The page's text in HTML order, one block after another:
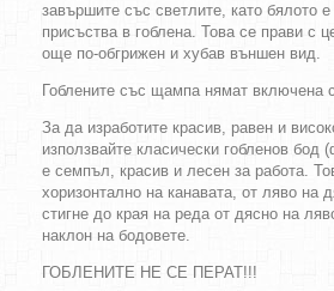
завършите със светлите, като бялото
присъства в гоблена. Това се прави с
още по-обгрижен и хубав външен вид.
Гоблените със щампа нямат включена
За да изработите красив, равен и
използвайте класически гобленов бод
е семпъл, красив и лесен за работа.
хоризонтално на канавата, от ляво на
стигне до края на реда от дясно на
наклон на бодовете.
ГОБЛЕНИТЕ НЕ СЕ ПЕРАТ!!!